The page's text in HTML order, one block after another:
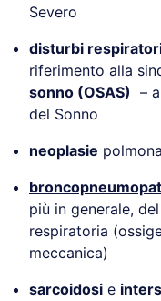
Severo
disturbi
riferimento alla
sonno (OSAS) –
del Sonno
neoplasie
più in generale,
respiratoria
meccanica)
sarcoidosi e